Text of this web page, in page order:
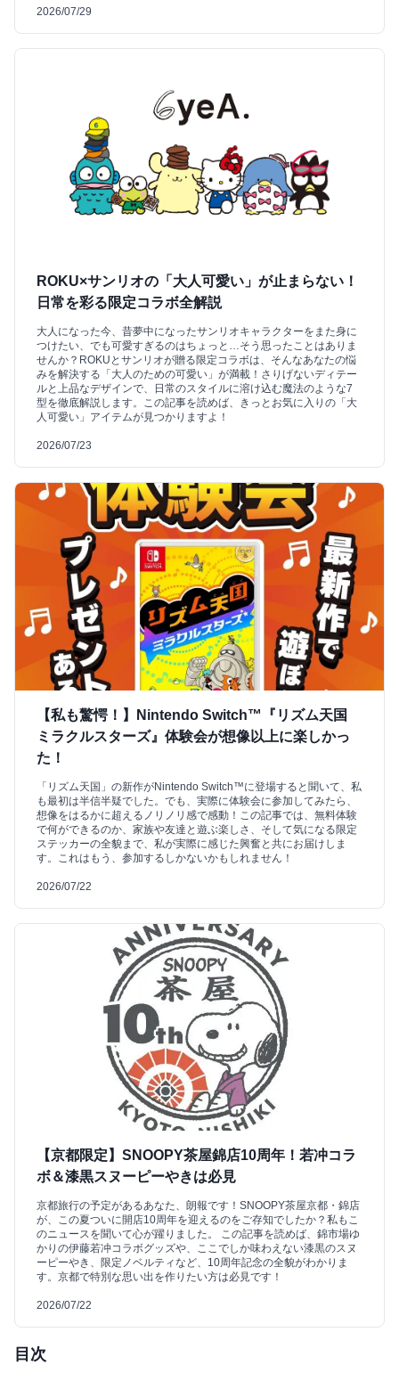
2026/07/29
ROKU×サンリオの「大人可愛い」が止まらない！
日常を彩る限定コラボ全解説
大人になった今、昔夢中になったサンリオキャラクターをまた身に
つけたい、でも可愛すぎるのはちょっと…そう思ったことはありま
せんか？ROKUとサンリオが贈る限定コラボは、そんなあなたの悩
みを解決する「大人のための可愛い」が満載！さりげないディテー
ルと上品なデザインで、日常のスタイルに溶け込む魔法のような7
型を徹底解説します。この記事を読めば、きっとお気に入りの「大
人可愛い」アイテムが見つかりますよ！
2026/07/23
【私も驚愕！】Nintendo Switch™『リズム天国
ミラクルスターズ』体験会が想像以上に楽しかっ
た！
「リズム天国」の新作がNintendo Switch™に登場すると聞いて、私
も最初は半信半疑でした。でも、実際に体験会に参加してみたら、
想像をはるかに超えるノリノリ感で感動！この記事では、無料体験
で何ができるのか、家族や友達と遊ぶ楽しさ、そして気になる限定
ステッカーの全貌まで、私が実際に感じた興奮と共にお届けしま
す。これはもう、参加するしかないかもしれません！
2026/07/22
【京都限定】SNOOPY茶屋錦店10周年！若冲コラ
ボ＆漆黒スヌーピーやきは必見
京都旅行の予定があるあなた、朗報です！SNOOPY茶屋京都・錦店
が、この夏ついに開店10周年を迎えるのをご存知でしたか？私もこ
のニュースを聞いて心が躍りました。 この記事を読めば、錦市場ゆ
かりの伊藤若冲コラボグッズや、ここでしか味わえない漆黒のスヌ
ーピーやき、限定ノベルティなど、10周年記念の全貌がわかりま
す。京都で特別な思い出を作りたい方は必見です！
2026/07/22
目次